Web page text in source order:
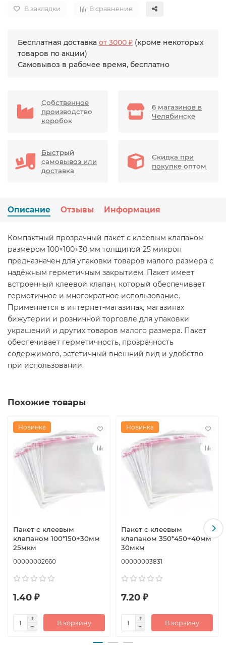
В закладки В сравнение
Бесплатная доставка от 3000 ₽ (кроме некоторых
товаров по акции)
Самовывоз в рабочее время, бесплатно
Собственное
производство
коробок
6 магазинов в
Челябинске
Быстрый
самовывоз или
доставка
Скидка при
покупке оптом
Описание Отзывы Информация
Компактный прозрачный пакет с клеевым клапаном
размером 100×100+30 мм толщиной 25 микрон
предназначен для упаковки товаров малого размера с
надёжным герметичным закрытием. Пакет имеет
встроенный клеевой клапан, который обеспечивает
герметичное и многократное использование.
Применяется в интернет-магазинах, магазинах
бижутерии и розничной торговле для упаковки
украшений и других товаров малого размера. Пакет
обеспечивает герметичность, прозрачность
содержимого, эстетичный внешний вид и удобство
при использовании.
Похожие товары
Новинка
Пакет с клеевым
клапаном 100*150+30мм
25мкм
00000002660
1.40 ₽
В корзину
Новинка
Пакет с клеевым
клапаном 350*450+40мм
30мкм
00000003831
7.20 ₽
В корзину